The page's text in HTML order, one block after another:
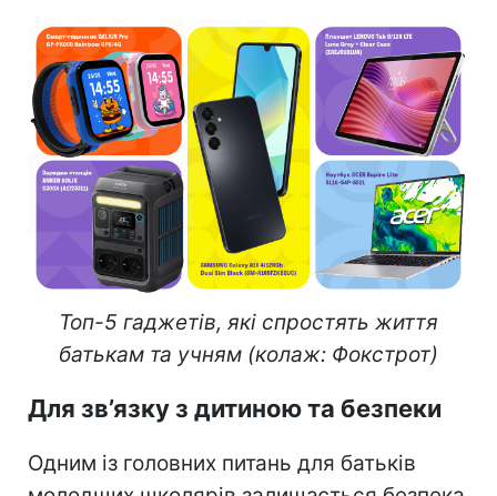
Топ-5 гаджетів, які спростять життя
батькам та учням (колаж: Фокстрот)
Для зв’язку з дитиною та безпеки
Одним із головних питань для батьків